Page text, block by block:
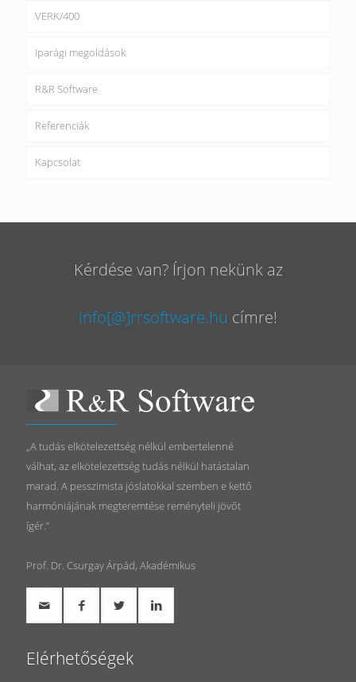
VERK/400
Iparági megoldások
R&R Software
Referenciák
Kapcsolat
Kérdése van? Írjon nekünk az
info[@]rrsoftware.hu címre!
„A tudás elkötelezettség nélkül embertelenné
válhat, az elkötelezettség tudás nélkül hatástalan
marad. A pesszimista jóslatokkal szemben e kettő
harmóniájának megteremtése reményteli jövőt
ígér.”
Prof. Dr. Csurgay Árpád, Akadémikus
Elérhetőségek